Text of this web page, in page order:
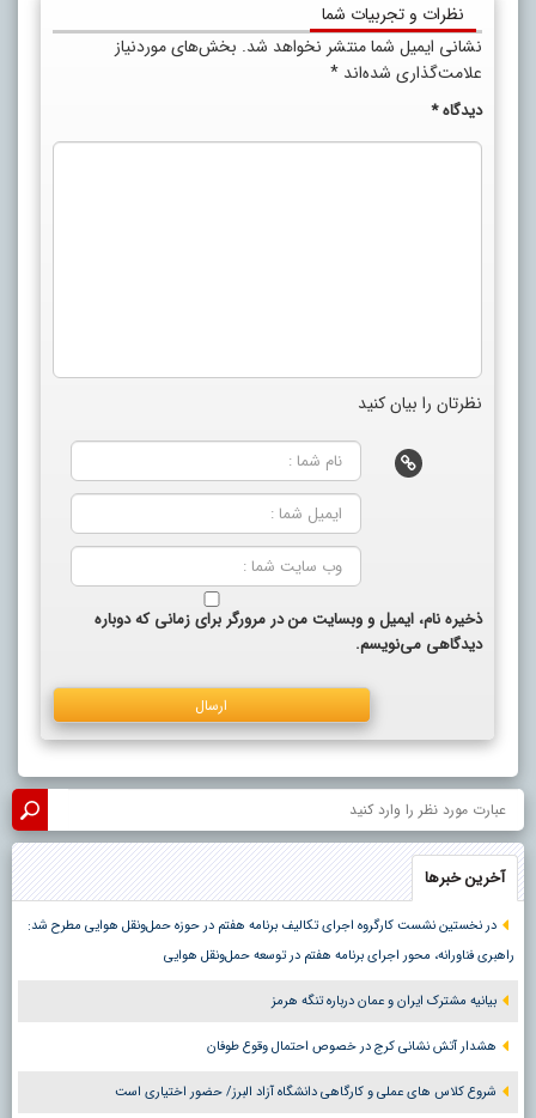
نظرات و تجربیات شما
نشانی ایمیل شما منتشر نخواهد شد. بخش‌های موردنیاز
علامت‌گذاری شده‌اند *
دیدگاه*
نظرتان را بیان کنید
ذخیره نام، ایمیل و وبسایت من در مرورگر برای زمانی که دوباره
دیدگاهی می‌نویسم.
آخرین خبرها
در نخستین نشست کارگروه اجرای تکالیف برنامه هفتم در حوزه حمل‌ونقل هوایی مطرح شد:
راهبری فناورانه، محور اجرای برنامه هفتم در توسعه حمل‌ونقل هوایی
بیانیه مشترک ایران و عمان درباره تنگه هرمز
هشدار آتش نشانی کرج در خصوص احتمال وقوع طوفان
شروع کلاس های عملی و کارگاهی دانشگاه آزاد البرز/ حضور اختیاری است